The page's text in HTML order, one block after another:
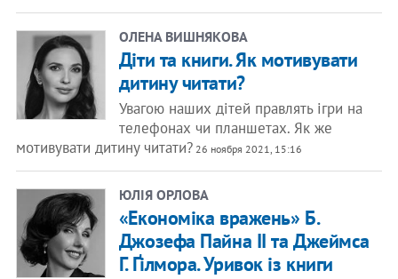
ОЛЕНА ВИШНЯКОВА
Діти та книги. Як мотивувати
дитину читати?
Увагою наших дітей правлять ігри на
телефонах чи планшетах. Як же
мотивувати дитину читати?26 ноября 2021, 15:16
ЮЛІЯ ОРЛОВА
«Економіка вражень» Б.
Джозефа Пайна II та Джеймса
Г. Ґілмора. Уривок із книги